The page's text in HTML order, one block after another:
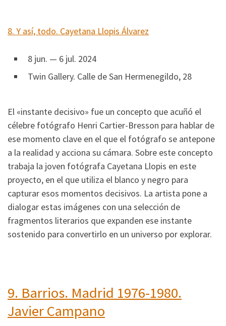
8. Y así, todo. Cayetana Llopis Álvarez
8 jun. — 6 jul. 2024
Twin Gallery. Calle de San Hermenegildo, 28
El «instante decisivo» fue un concepto que acuñó el
célebre fotógrafo Henri Cartier-Bresson para hablar de
ese momento clave en el que el fotógrafo se antepone
a la realidad y acciona su cámara. Sobre este concepto
trabaja la joven fotógrafa Cayetana Llopis en este
proyecto, en el que utiliza el blanco y negro para
capturar esos momentos decisivos. La artista pone a
dialogar estas imágenes con una selección de
fragmentos literarios que expanden ese instante
sostenido para convertirlo en un universo por explorar.
9. Barrios. Madrid 1976-1980.
Javier Campano